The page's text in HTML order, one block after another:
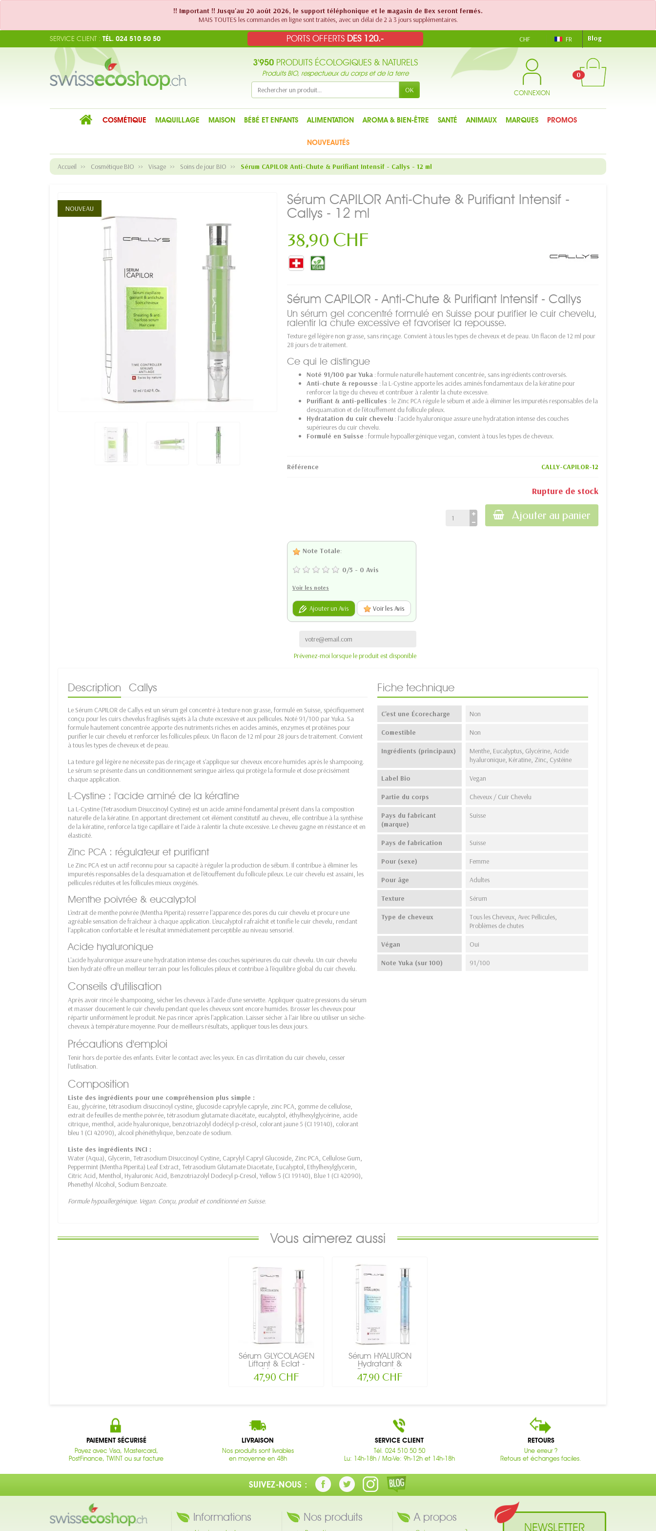
!! Important !! Jusqu'au 20 août 2026, le support téléphonique et le magasin de Bex seront fermés.
MAIS TOUTES les commandes en ligne sont traitées, avec un délai de 2 à 3 jours supplémentaires.
PORTS OFFERTS DES 120.-
SERVICE CLIENT : TÉL. 024 510 50 50 CHF FR Blog
3'950 PRODUITS ÉCOLOGIQUES & NATURELS
Produits BIO, respectueux du corps et de la terre
OK CONNEXION
0
COSMÉTIQUE MAQUILLAGE MAISON BÉBÉ ET ENFANTS ALIMENTATION AROMA & BIEN-ÊTRE SANTÉ ANIMAUX MARQUES PROMOS
NOUVEAUTÉS
Accueil Cosmétique BIO Visage Soins de jour BIO Sérum CAPILOR Anti-Chute & Purifiant Intensif - Callys - 12 ml
NOUVEAU
Sérum CAPILOR Anti-Chute & Purifiant Intensif -
Callys - 12 ml
38,90 CHF
Sérum CAPILOR - Anti-Chute & Purifiant Intensif - Callys
Un sérum gel concentré formulé en Suisse pour purifier le cuir chevelu,
ralentir la chute excessive et favoriser la repousse.
Texture gel légère non grasse, sans rinçage. Convient à tous les types de cheveux et de peau. Un flacon de 12 ml pour
28 jours de traitement.
Ce qui le distingue
Noté 91/100 par Yuka : formule naturelle hautement concentrée, sans ingrédients controversés.
Anti-chute & repousse : la L-Cystine apporte les acides aminés fondamentaux de la kératine pour
renforcer la tige du cheveu et contribuer à ralentir la chute excessive.
Purifiant & anti-pellicules : le Zinc PCA régule le sébum et aide à éliminer les impuretés responsables de la
desquamation et de l'étouffement du follicule pileux.
Hydratation du cuir chevelu : l'acide hyaluronique assure une hydratation intense des couches
supérieures du cuir chevelu.
Formulé en Suisse : formule hypoallergénique vegan, convient à tous les types de cheveux.
Référence CALLY-CAPILOR-12
Rupture de stock
Ajouter au panier
Note Totale:
0/5 - 0 Avis
Voir les notes
Ajouter un Avis Voir les Avis
Prévenez-moi lorsque le produit est disponible
Description Callys
Le Sérum CAPILOR de Callys est un sérum gel concentré à texture non grasse, formulé en Suisse, spécifiquement
conçu pour les cuirs chevelus fragilisés sujets à la chute excessive et aux pellicules. Noté 91/100 par Yuka. Sa
formule hautement concentrée apporte des nutriments riches en acides aminés, enzymes et protéines pour
purifier le cuir chevelu et renforcer les follicules pileux. Un flacon de 12 ml pour 28 jours de traitement. Convient
à tous les types de cheveux et de peau.
La texture gel légère ne nécessite pas de rinçage et s'applique sur cheveux encore humides après le shampooing.
Le sérum se présente dans un conditionnement seringue airless qui protège la formule et dose précisément
chaque application.
L-Cystine : l'acide aminé de la kératine
La L-Cystine (Tetrasodium Disuccinoyl Cystine) est un acide aminé fondamental présent dans la composition
naturelle de la kératine. En apportant directement cet élément constitutif au cheveu, elle contribue à la synthèse
de la kératine, renforce la tige capillaire et l'aide à ralentir la chute excessive. Le cheveu gagne en résistance et en
élasticité.
Zinc PCA : régulateur et purifiant
Le Zinc PCA est un actif reconnu pour sa capacité à réguler la production de sébum. Il contribue à éliminer les
impuretés responsables de la desquamation et de l'étouffement du follicule pileux. Le cuir chevelu est assaini, les
pellicules réduites et les follicules mieux oxygénés.
Menthe poivrée & eucalyptol
L'extrait de menthe poivrée (Mentha Piperita) resserre l'apparence des pores du cuir chevelu et procure une
agréable sensation de fraîcheur à chaque application. L'eucalyptol rafraîchit et tonifie le cuir chevelu, rendant
l'application confortable et le résultat immédiatement perceptible au niveau sensoriel.
Acide hyaluronique
L'acide hyaluronique assure une hydratation intense des couches supérieures du cuir chevelu. Un cuir chevelu
bien hydraté offre un meilleur terrain pour les follicules pileux et contribue à l'équilibre global du cuir chevelu.
Conseils d'utilisation
Après avoir rincé le shampooing, sécher les cheveux à l'aide d'une serviette. Appliquer quatre pressions du sérum
et masser doucement le cuir chevelu pendant que les cheveux sont encore humides. Brosser les cheveux pour
répartir uniformément le produit. Ne pas rincer après l'application. Laisser sécher à l'air libre ou utiliser un sèche-
cheveux à température moyenne. Pour de meilleurs résultats, appliquer tous les deux jours.
Précautions d'emploi
Tenir hors de portée des enfants. Eviter le contact avec les yeux. En cas d'irritation du cuir chevelu, cesser
l'utilisation.
Composition
Liste des ingrédients pour une compréhension plus simple :
Eau, glycérine, tétrasodium disuccinoyl cystine, glucoside caprylyle capryle, zinc PCA, gomme de cellulose,
extrait de feuilles de menthe poivrée, tétrasodium glutamate diacétate, eucalyptol, éthylhexylglycérine, acide
citrique, menthol, acide hyaluronique, benzotriazolyl dodécyl p-crésol, colorant jaune 5 (CI 19140), colorant
bleu 1 (CI 42090), alcool phénéthylique, benzoate de sodium.
Liste des ingrédients INCI :
Water (Aqua), Glycerin, Tetrasodium Disuccinoyl Cystine, Caprylyl Capryl Glucoside, Zinc PCA, Cellulose Gum,
Peppermint (Mentha Piperita) Leaf Extract, Tetrasodium Glutamate Diacetate, Eucalyptol, Ethylhexylglycerin,
Citric Acid, Menthol, Hyaluronic Acid, Benzotriazolyl Dodecyl p-Cresol, Yellow 5 (CI 19140), Blue 1 (CI 42090),
Phenethyl Alcohol, Sodium Benzoate.
Formule hypoallergénique. Vegan. Conçu, produit et conditionné en Suisse.
Fiche technique
C'est une Écorecharge Non
Comestible Non
Ingrédients (principaux)
Menthe, Eucalyptus, Glycérine, Acide
hyaluronique, Kératine, Zinc, Cystéine
Label Bio Vegan
Partie du corps Cheveux / Cuir Chevelu
Pays du fabricant
(marque)
Suisse
Pays de fabrication Suisse
Pour (sexe) Femme
Pour âge Adultes
Texture Sérum
Type de cheveux
Tous les Cheveux, Avec Pellicules,
Problèmes de chutes
Végan Oui
Note Yuka (sur 100) 91/100
Vous aimerez aussi
Sérum GLYCOLAGEN
Liftant & Eclat -
Sérum...
47,90 CHF
Sérum HYALURON
Hydratant &
Repulpant...
47,90 CHF
PAIEMENT SÉCURISÉ
Payez avec Visa, Mastercard,
PostFinance, TWINT ou sur facture
LIVRAISON
Nos produits sont livrables
en moyenne en 48h
SERVICE CLIENT
Tél. 024 510 50 50
Lu: 14h-18h / Ma-Ve: 9h-12h et 14h-18h
RETOURS
Une erreur ?
Retours et échanges faciles.
SUIVEZ-NOUS :
Informations Nos produits A propos
NEWSLETTER